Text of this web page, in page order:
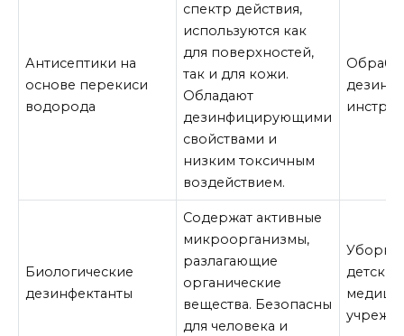
Антисептики на
основе перекиси
водорода
спектр действия,
используются как
для поверхностей,
так и для кожи.
Обладают
дезинфицирующими
свойствами и
низким токсичным
воздействием.
Биологические
дезинфектанты
Содержат активные
микроорганизмы,
разлагающие
органические
вещества. Безопасны
для человека и
Уборка
детских